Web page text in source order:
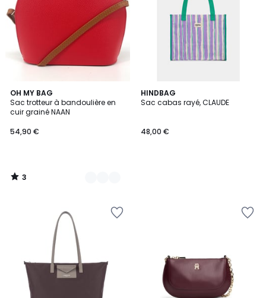
OH MY BAG
Sac trotteur à bandoulière en
cuir grainé NAAN
54,90 €
3
/
5
10
Couleurs
3
/
HINDBAG
Sac cabas rayé, CLAUDE
48,00 €